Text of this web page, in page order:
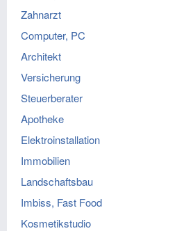
Zahnarzt
Computer, PC
Architekt
Versicherung
Steuerberater
Apotheke
Elektroinstallation
Immobilien
Landschaftsbau
Imbiss, Fast Food
Kosmetikstudio